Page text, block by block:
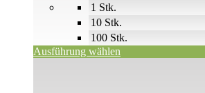
1 Stk.
10 Stk.
100 Stk.
Ausführung wählen